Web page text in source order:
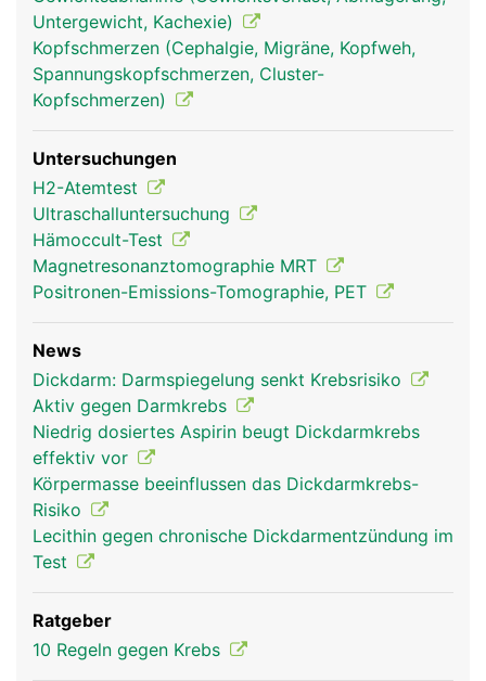
Untergewicht, Kachexie)
Kopfschmerzen (Cephalgie, Migräne, Kopfweh,
Spannungskopfschmerzen, Cluster-
Kopfschmerzen)
Untersuchungen
H2-Atemtest
Ultraschalluntersuchung
Hämoccult-Test
Magnetresonanztomographie MRT
Positronen-Emissions-Tomographie, PET
News
Dickdarm: Darmspiegelung senkt Krebsrisiko
Aktiv gegen Darmkrebs
Niedrig dosiertes Aspirin beugt Dickdarmkrebs
effektiv vor
Körpermasse beeinflussen das Dickdarmkrebs-
Risiko
Lecithin gegen chronische Dickdarmentzündung im
Test
Ratgeber
10 Regeln gegen Krebs